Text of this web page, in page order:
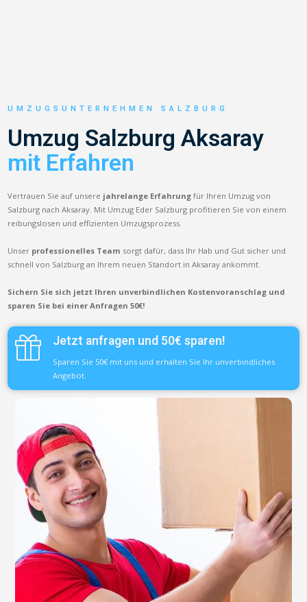
UMZUGSUNTERNEHMEN SALZBURG
Umzug Salzburg Aksaray
mit Erfahren
Vertrauen Sie auf unsere jahrelange Erfahrung für Ihren Umzug von
Salzburg nach Aksaray. Mit Umzug Eder Salzburg profitieren Sie von einem
reibungslosen und effizienten Umzugsprozess.
Unser professionelles Team sorgt dafür, dass Ihr Hab und Gut sicher und
schnell von Salzburg an Ihrem neuen Standort in Aksaray ankommt.
Sichern Sie sich jetzt Ihren unverbindlichen Kostenvoranschlag und
sparen Sie bei einer Anfragen 50€!
Jetzt anfragen und 50€ sparen!
Sparen Sie 50€ mit uns und erhalten Sie Ihr unverbindliches
Angebot.